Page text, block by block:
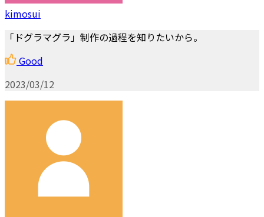
kimosui
「ドグラマグラ」制作の過程を知りたいから。
Good
2023/03/12